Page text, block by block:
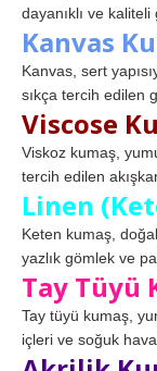
dayanıklı ve kaliteli
Kanvas
Kanvas, sert
sıkça tercih edilen
Viscose
Viskoz kumaş,
tercih edilen
Linen
Keten kumaş,
yazlık gömlek ve
Tay Tüyü
Tay tüyü kumaş,
içleri ve soğuk